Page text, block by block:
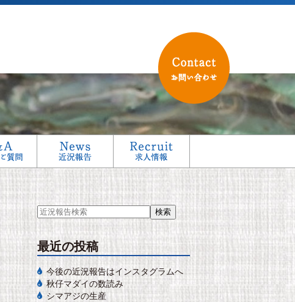
最近の投稿
今後の近況報告はインスタグラムへ
秋仔マダイの数読み
シマアジの生産